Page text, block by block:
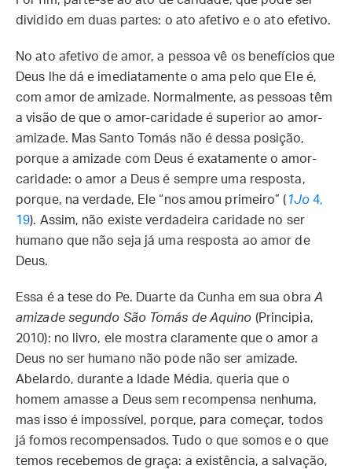
dividido em duas partes: o ato afetivo e o ato efetivo.
No ato afetivo de amor, a pessoa vê os benefícios que
Deus lhe dá e imediatamente o ama pelo que Ele é,
com amor de amizade. Normalmente, as pessoas têm
a visão de que o amor-caridade é superior ao amor-
amizade. Mas Santo Tomás não é dessa posição,
porque a amizade com Deus é exatamente o amor-
caridade: o amor a Deus é sempre uma resposta,
porque, na verdade, Ele “nos amou primeiro” ( 1Jo4,
19). Assim, não existe verdadeira caridade no ser
humano que não seja já uma resposta ao amor de
Deus.
Essa é a tese do Pe. Duarte da Cunha em sua obra A
amizade segundo São Tomás de Aquino (Principia,
2010): no livro, ele mostra claramente que o amor a
Deus no ser humano não pode não ser amizade.
Abelardo, durante a Idade Média, queria que o
homem amasse a Deus sem recompensa nenhuma,
mas isso é impossível, porque, para começar, todos
já fomos recompensados. Tudo o que somos e o que
temos recebemos de graça: a existência, a salvação,